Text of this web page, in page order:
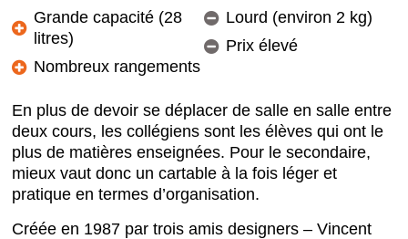
Grande capacité (28
litres)
Nombreux rangements
Lourd (environ 2 kg)
Prix élevé
En plus de devoir se déplacer de salle en salle entre
deux cours, les collégiens sont les élèves qui ont le
plus de matières enseignées. Pour le secondaire,
mieux vaut donc un cartable à la fois léger et
pratique en termes d’organisation.
Créée en 1987 par trois amis designers – Vincent